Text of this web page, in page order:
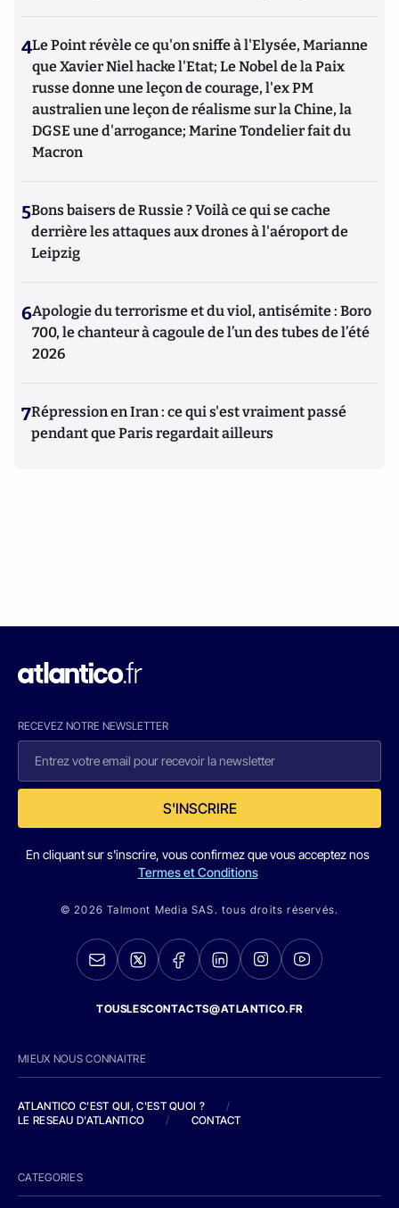
4Le Point révèle ce qu'on sniffe à l'Elysée, Marianne
que Xavier Niel hacke l'Etat; Le Nobel de la Paix
russe donne une leçon de courage, l'ex PM
australien une leçon de réalisme sur la Chine, la
DGSE une d'arrogance; Marine Tondelier fait du
Macron
5Bons baisers de Russie ? Voilà ce qui se cache
derrière les attaques aux drones à l'aéroport de
Leipzig
6Apologie du terrorisme et du viol, antisémite : Boro
700, le chanteur à cagoule de l’un des tubes de l’été
2026
7Répression en Iran : ce qui s'est vraiment passé
pendant que Paris regardait ailleurs
RECEVEZ NOTRE NEWSLETTER
S'INSCRIRE
En cliquant sur s'inscrire, vous confirmez que vous acceptez nos
Termes et Conditions
© 2026 Talmont Media SAS. tous droits réservés.
TOUSLESCONTACTS@ATLANTICO.FR
MIEUX NOUS CONNAITRE
ATLANTICO C'EST QUI, C'EST QUOI ?
/
LE RESEAU D'ATLANTICO
/ CONTACT
CATEGORIES